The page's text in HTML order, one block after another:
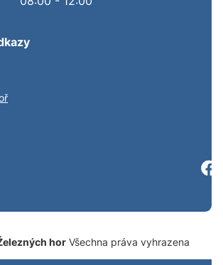
hor Všechna práva vyhrazena